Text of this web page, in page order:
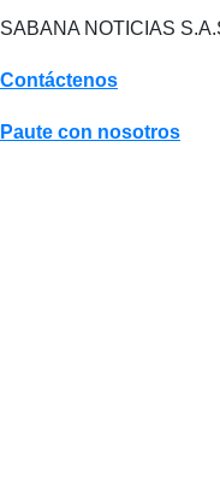
SABANA NOTICIAS
Contáctenos
Paute con nosotros